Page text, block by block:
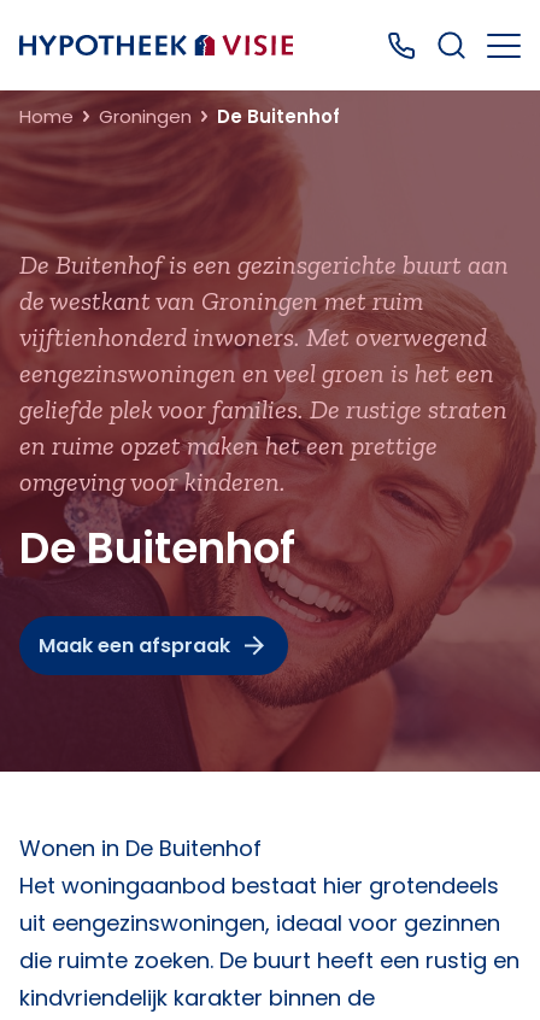
Terug naar home Bel ons: 0499
Home Groningen De Buitenhof
De Buitenhof is een gezinsgerichte buurt aan
de westkant van Groningen met ruim
vijftienhonderd inwoners. Met overwegend
eengezinswoningen en veel groen is het een
geliefde plek voor families. De rustige straten
en ruime opzet maken het een prettige
omgeving voor kinderen.
De Buitenhof
Maak een afspraak
Wonen in De Buitenhof
Het woningaanbod bestaat hier grotendeels
uit eengezinswoningen, ideaal voor gezinnen
die ruimte zoeken. De buurt heeft een rustig en
kindvriendelijk karakter binnen de